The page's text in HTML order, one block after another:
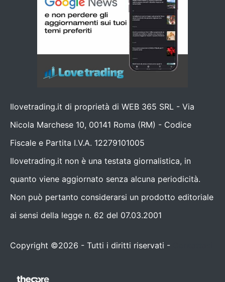
Ilovetrading.it di proprietà di WEB 365 SRL - Via
Nicola Marchese 10, 00141 Roma (RM) - Codice
Fiscale e Partita I.V.A. 12279101005
Ilovetrading.it non è una testata giornalistica, in
quanto viene aggiornato senza alcuna periodicità.
Non può pertanto considerarsi un prodotto editoriale
ai sensi della legge n. 62 del 07.03.2001
Copyright ©2026 - Tutti i diritti riservati -